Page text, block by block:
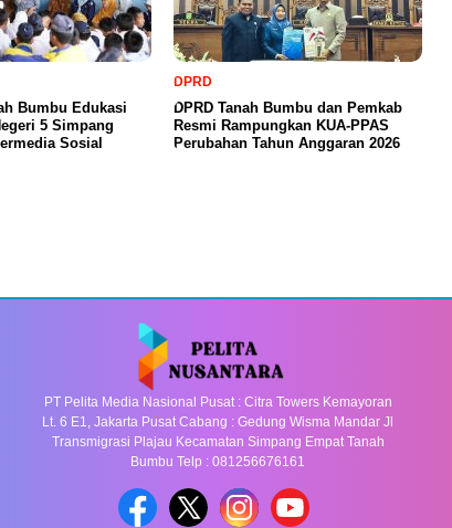
Bumbu Edukasi
5 Simpang
Sosial
DPRD
DPRD Tanah Bumbu dan Pemkab
Resmi Rampungkan KUA-PPAS
Perubahan Tahun Anggaran 2026
PT Pelita Media Nasional Pusat : Citra Towers Kemayoran
Lt. 6 E1, Jakarta Pusat Cabang : Gedung Wisma Mandar Jl
Transmigrasi Plajau Kecamatan Simpang Empat Tanah
Bumbu Telp : 081256676161